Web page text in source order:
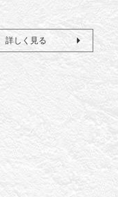
詳しく見る